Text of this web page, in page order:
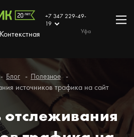
+7 347 229-49-
19
Уфа
Блог Полезное
источников трафика на сайт